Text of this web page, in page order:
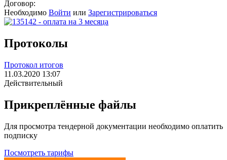
Договор:
Необходимо Войти или Зарегистрироваться
Протоколы
Протокол итогов
11.03.2020 13:07
Действительный
Прикреплённые файлы
Для просмотра тендерной документации необходимо оплатить
подписку
Посмотреть тарифы